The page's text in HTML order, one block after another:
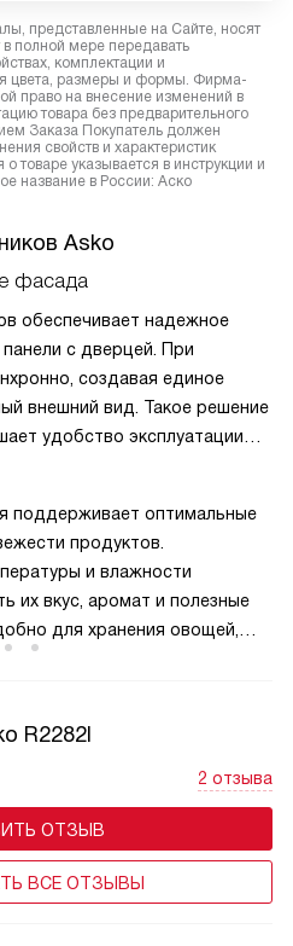
представленные на Сайте, носят
полной мере передавать
комплектации и
цвета, размеры и формы. Фирма-
право на внесение изменений в
товара без предварительного
Заказа Покупатель должен
свойств и характеристик
товаре указывается в инструкции и
название в России: Аско
Asko
фасада
обеспечивает надежное
с дверцей. При
создавая единое
внешний вид. Такое решение
удобство эксплуатации
технику
кухонного
поддерживает оптимальные
продуктов.
и влажности
их вкус, аромат и полезные
для хранения овощей,
R2282I
2 отзыва
ОТЗЫВ
ВСЕ ОТЗЫВЫ